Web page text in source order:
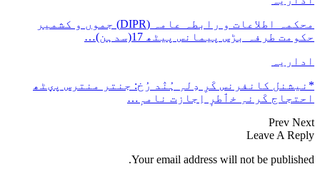
محکمہ اطلاعات و رابطہ عامہ (DIPR) جموں و کشمیر
حکومت طرفہ بڑس پیمانس پیٹھ 17(سدہن)…
اداریہ
*نیشنل کانفرنس کَرِ دِلہِ ہُنٛد رُخ: جنتر منترس پؠٹھ
احتجاج کَرنہِ خٲطرٕ اِجازت نامہٕ…
Prev Next
Leave A Reply
Your email address will not be published.